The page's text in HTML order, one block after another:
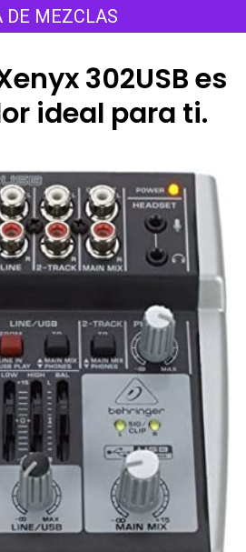
DE MEZCLAS
302USB es
ideal para ti.